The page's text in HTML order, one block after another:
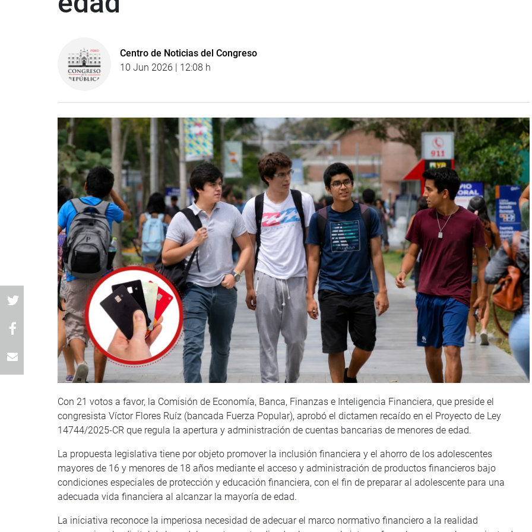
Centro de Noticias del Congreso
10 Jun 2026 | 12:08 h
Con 21 votos a favor, la Comisión de Economía, Banca, Finanzas e Inteligencia Financiera, que preside el
congresista Víctor Flores Ruíz (bancada Fuerza Popular), aprobó el dictamen recaído en el Proyecto de Ley
14744/2025-CR que regula la apertura y administración de cuentas bancarias de menores de edad.
La propuesta legislativa tiene por objeto promover la inclusión financiera y el ahorro de los adolescentes
mayores de 16 y menores de 18 años mediante el acceso y administración de productos financieros bajo
condiciones especiales de protección y educación financiera, con el fin de preparar al adolescente para una
adecuada vida financiera al alcanzar la mayoría de edad.
La iniciativa reconoce la imperiosa necesidad de adecuar el marco normativo financiero a la realidad